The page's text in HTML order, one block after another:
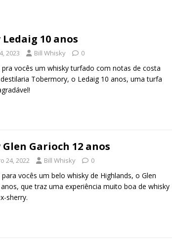
Ledaig 10 anos
2023 Bill Whisky 0
vocês um whisky turfado com notas de costa
Tobermory, o Ledaig 10 anos, uma turfa
Glen Garioch 12 anos
24, 2022 Bill Whisky 0
vocês um belo whisky de Highlands, o Glen
que traz uma experiência muito boa de whisky
sherry.